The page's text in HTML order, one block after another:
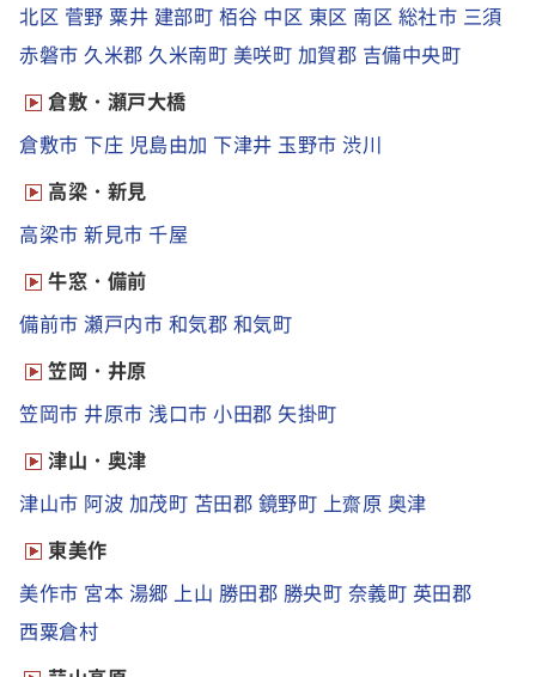
北区 菅野 粟井 建部町 栢谷 中区 東区 南区 総社市 三須
赤磐市 久米郡 久米南町 美咲町 加賀郡 吉備中央町
倉敷・瀬戸大橋
倉敷市 下庄 児島由加 下津井 玉野市 渋川
高梁・新見
高梁市 新見市 千屋
牛窓・備前
備前市 瀬戸内市 和気郡 和気町
笠岡・井原
笠岡市 井原市 浅口市 小田郡 矢掛町
津山・奥津
津山市 阿波 加茂町 苫田郡 鏡野町 上齋原 奥津
東美作
美作市 宮本 湯郷 上山 勝田郡 勝央町 奈義町 英田郡
西粟倉村